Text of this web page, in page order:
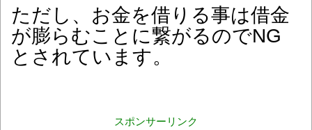
ただし、お金を借りる事は借金
が膨らむことに繋がるのでNG
とされています。
スポンサーリンク